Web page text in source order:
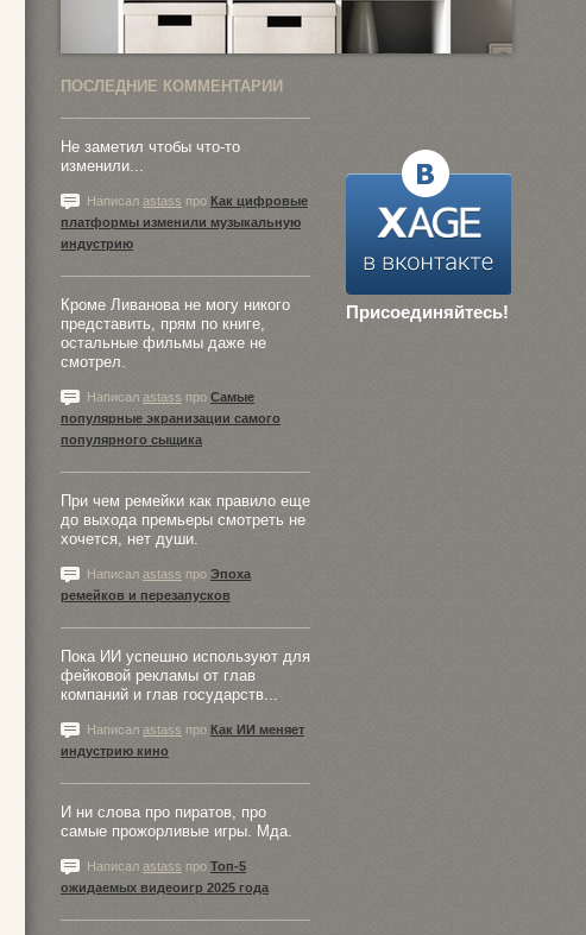
ПОСЛЕДНИЕ КОММЕНТАРИИ
Присоединяйтесь!
Не заметил чтобы что-то
изменили...
Написал astass про Как цифровые
платформы изменили музыкальную
индустрию
Кроме Ливанова не могу никого
представить, прям по книге,
остальные фильмы даже не
смотрел.
Написал astass про Самые
популярные экранизации самого
популярного сыщика
При чем ремейки как правило еще
до выхода премьеры смотреть не
хочется, нет души.
Написал astass про Эпоха
ремейков и перезапусков
Пока ИИ успешно используют для
фейковой рекламы от глав
компаний и глав государств...
Написал astass про Как ИИ меняет
индустрию кино
И ни слова про пиратов, про
самые прожорливые игры. Мда.
Написал astass про Топ-5
ожидаемых видеоигр 2025 года